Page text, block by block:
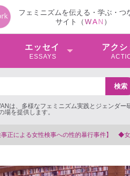
フェミニズムを伝える・学ぶ・つ
サイト（WAN ）
エッセイ
ESSAYS
アクシ
は、多様なフェミニズム実践とジェンダー
場を提供します。
事を支援する会事務局